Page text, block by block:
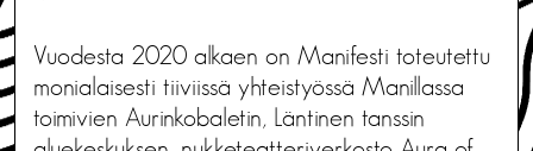
Vuodesta 2020 alkaen on Manifesti toteutettu
monialaisesti tiiviissä yhteistyössä Manillassa
toimivien Aurinkobaletin, Läntinen tanssin